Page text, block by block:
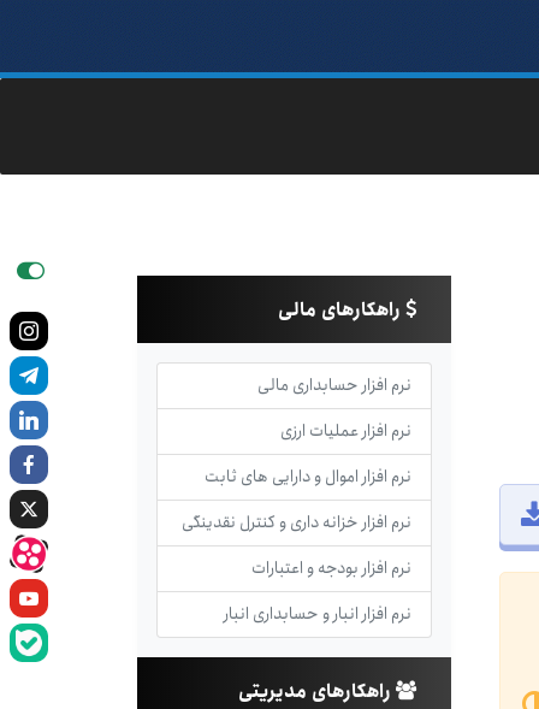
راهکارهای مالی
نرم افزار حسابداری مالی
نرم افزار عملیات ارزی
نرم افزار اموال و دارایی های ثابت
نرم افزار خزانه داری و کنترل نقدینگی
نرم افزار بودجه و اعتبارات
نرم افزار انبار و حسابداری انبار
راهکارهای مدیریتی